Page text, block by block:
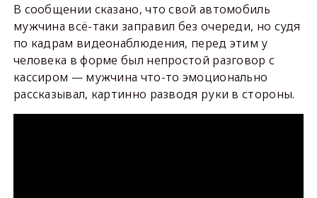
В сообщении сказано, что свой автомобиль
мужчина всё-таки заправил без очереди, но судя
по кадрам видеонаблюдения, перед этим у
человека в форме был непростой разговор с
кассиром — мужчина что-то эмоционально
рассказывал, картинно разводя руки в стороны.